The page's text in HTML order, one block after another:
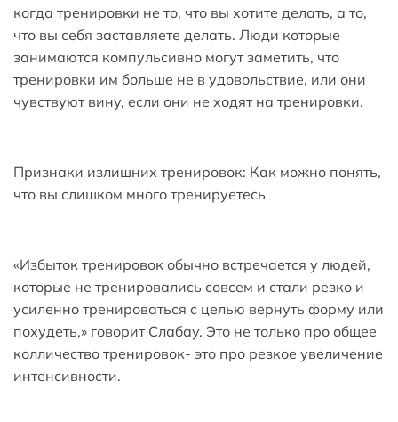
когда тренировки не то, что вы хотите делать, а то,
что вы себя заставляете делать. Люди которые
занимаются компульсивно могут заметить, что
тренировки им больше не в удовольствие, или они
чувствуют вину, если они не ходят на тренировки.
Признаки излишних тренировок: Как можно понять,
что вы слишком много тренируетесь
«Избыток тренировок обычно встречается у людей,
которые не тренировались совсем и стали резко и
усиленно тренироваться с целью вернуть форму или
похудеть,» говорит Слабау. Это не только про общее
колличество тренировок- это про резкое увеличение
интенсивности.